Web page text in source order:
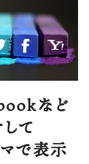
など
て
で表示